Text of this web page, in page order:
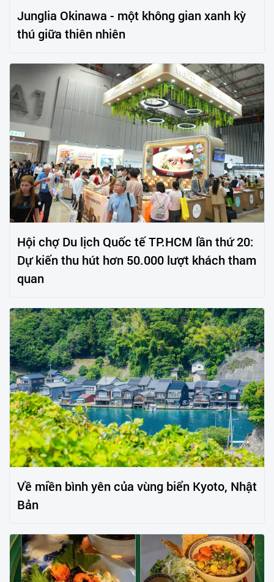
Junglia Okinawa - một không gian xanh kỳ
thú giữa thiên nhiên
Hội chợ Du lịch Quốc tế TP.HCM lần thứ 20:
Dự kiến thu hút hơn 50.000 lượt khách tham
quan
Về miền bình yên của vùng biển Kyoto, Nhật
Bản